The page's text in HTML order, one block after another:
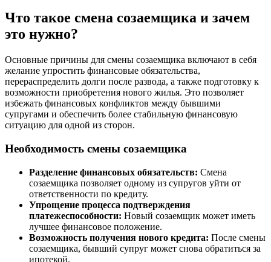
Что такое смена созаемщика и зачем
это нужно?
Основные причины для смены созаемщика включают в себя
желание упростить финансовые обязательства,
перераспределить долги после развода, а также подготовку к
возможности приобретения нового жилья. Это позволяет
избежать финансовых конфликтов между бывшими
супругами и обеспечить более стабильную финансовую
ситуацию для одной из сторон.
Необходимость смены созаемщика
Разделение финансовых обязательств: Смена
созаемщика позволяет одному из супругов уйти от
ответственности по кредиту.
Упрощение процесса подтверждения
платежеспособности: Новый созаемщик может иметь
лучшее финансовое положение.
Возможность получения нового кредита: После смены
созаемщика, бывший супруг может снова обратиться за
ипотекой.